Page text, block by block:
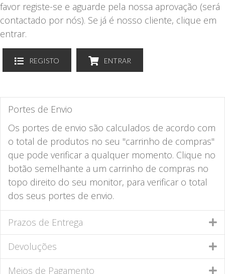
favor registe-se e aguarde pela nossa aprovação (será
contactado por nós). Se já é nosso cliente, clique em
entrar.
REGISTO ENTRAR
Portes de Envio
Os portes de envio são calculados de acordo com
o total de produtos no seu "carrinho de compras"
que pode verificar a qualquer momento. Clique no
botão semelhante a um carrinho de compras no
topo direito do seu monitor, para verificar o total
dos seus portes de envio.
Prazos de Entrega
Devoluções
Meios de Pagamento